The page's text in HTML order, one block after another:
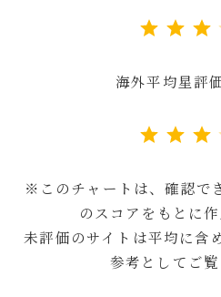
海外平均星評
※このチャートは、確認で
のスコアをもとに作
未評価のサイトは平均に含
参考としてご覧